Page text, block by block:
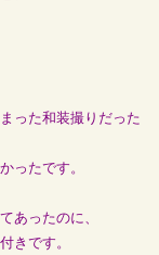
った和装撮りだった
ったです。
あったのに、
きです。